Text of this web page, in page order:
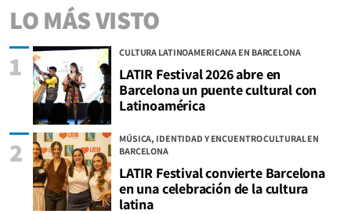
LO MÁS VISTO
CULTURA LATINOAMERICANA EN BARCELONA
LATIR Festival 2026 abre en
Barcelona un puente cultural con
Latinoamérica
1
MÚSICA, IDENTIDAD Y ENCUENTRO CULTURAL EN
BARCELONA
LATIR Festival convierte Barcelona
en una celebración de la cultura
latina
2